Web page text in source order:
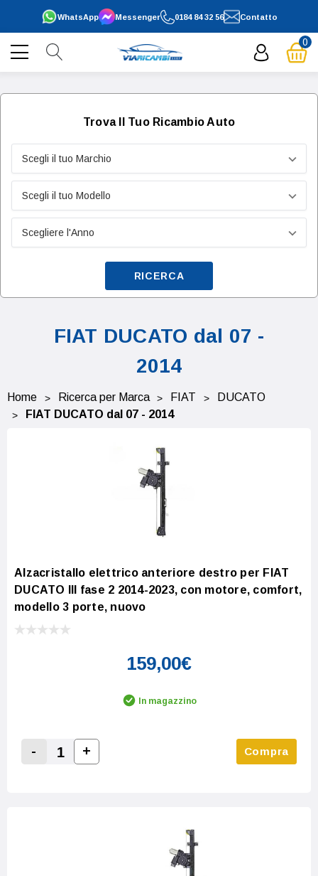
0184 84 32 56
WhatsApp Contatto
Messenger
0
Trova Il Tuo Ricambio Auto
RICERCA
FIAT DUCATO dal 07 -
2014
Home Ricerca per Marca FIAT
DUCATO
FIAT DUCATO dal 07 - 2014
Alzacristallo elettrico anteriore destro per FIAT
DUCATO III fase 2 2014-2023, con motore, comfort,
modello 3 porte, nuovo
159,00€
In magazzino
Decrease Quantity:
-
Increase Quantity:
+ Compra